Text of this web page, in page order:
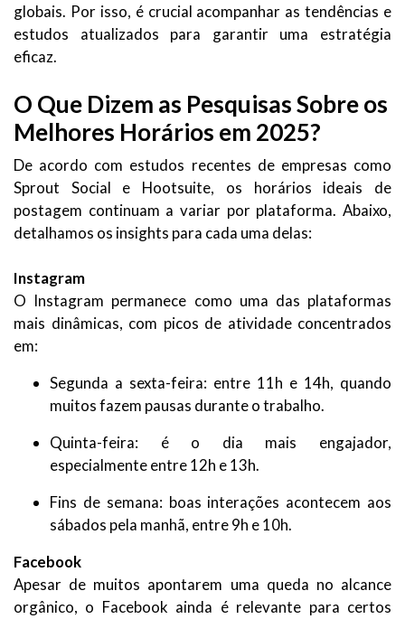
globais. Por isso, é crucial acompanhar as tendências e
estudos atualizados para garantir uma estratégia
eficaz.
O Que Dizem as Pesquisas Sobre os
Melhores Horários em 2025?
De acordo com estudos recentes de empresas como
Sprout Social e Hootsuite, os horários ideais de
postagem continuam a variar por plataforma. Abaixo,
detalhamos os insights para cada uma delas:
Instagram
O Instagram permanece como uma das plataformas
mais dinâmicas, com picos de atividade concentrados
em:
Segunda a sexta-feira: entre 11h e 14h, quando
muitos fazem pausas durante o trabalho.
Quinta-feira: é o dia mais engajador,
especialmente entre 12h e 13h.
Fins de semana: boas interações acontecem aos
sábados pela manhã, entre 9h e 10h.
Facebook
Apesar de muitos apontarem uma queda no alcance
orgânico, o Facebook ainda é relevante para certos